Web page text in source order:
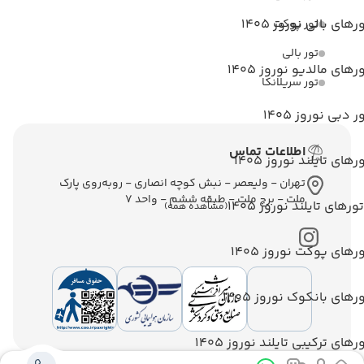
بالی نوروز 1405
مالدیو نوروز 1405
دبی نوروز 1405
تایلند نوروز 1405
تورهای تایلند نوروز 1405 (مشاهده همه)
پوکت نوروز 1405
بانکوک نوروز 1405
ترکیبی تایلند نوروز 1405
تور پوکت
تور بالی
تور سریلانکا
اطلاعات تماس
تهران - ولیعصر - نبش کوچه انصاری - روبه‌روی پارک
ملت - برج ملت - طبقه ششم - واحد 7